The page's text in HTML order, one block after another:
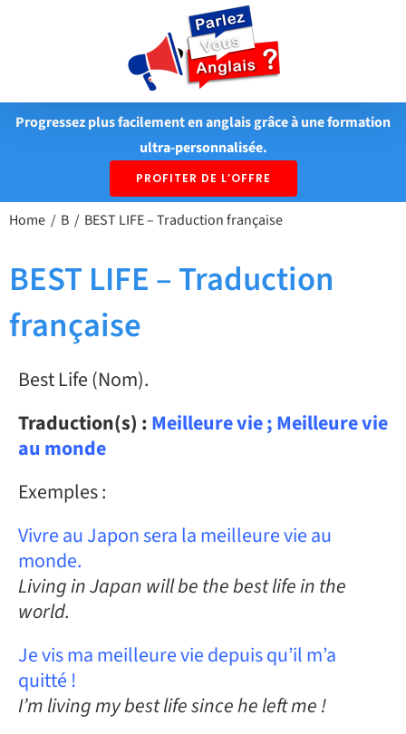
Progressez plus facilement en anglais grâce à une formation
ultra-personnalisée.
PROFITER DE L’OFFRE
Home B BEST LIFE – Traduction française
BEST LIFE – Traduction
française
Best Life (Nom).
Traduction(s) :Meilleure vie ; Meilleure vie
au monde
Exemples :
Vivre au Japon sera la meilleure vie au
monde.
Living in Japan will be the best life in the
world.
Je vis ma meilleure vie depuis qu’il m’a
quitté !
I’m living my best life since he left me !